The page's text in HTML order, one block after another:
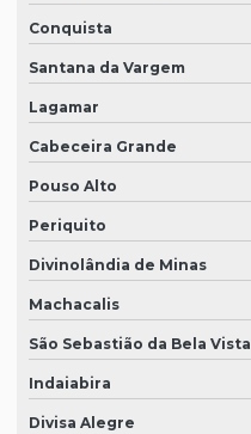
Conquista
Santana da Vargem
Lagamar
Cabeceira Grande
Pouso Alto
Periquito
Divinolândia de Minas
Machacalis
São Sebastião da Bela Vista
Indaiabira
Divisa Alegre